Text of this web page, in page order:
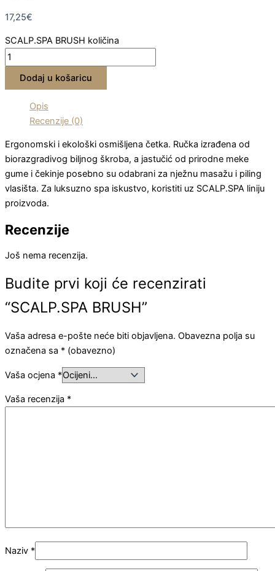
17,25€
SCALP.SPA BRUSH količina
Dodaj u košaricu
Opis
Recenzije (0)
Ergonomski i ekološki osmišljena četka. Ručka izrađena od
biorazgradivog biljnog škroba, a jastučić od prirodne meke
gume i čekinje posebno su odabrani za nježnu masažu i piling
vlasišta. Za luksuzno spa iskustvo, koristiti uz SCALP.SPA liniju
proizvoda.
Recenzije
Još nema recenzija.
Budite prvi koji će recenzirati
“SCALP.SPA BRUSH”
Vaša adresa e-pošte neće biti objavljena. Obavezna polja su
označena sa * (obavezno)
Vaša ocjena *
Vaša recenzija *
Naziv *